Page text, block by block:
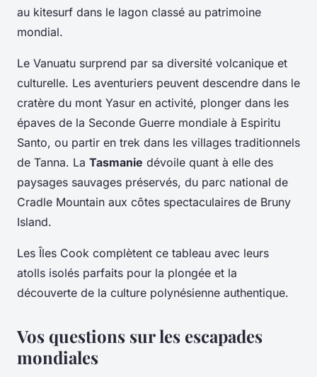
au kitesurf dans le lagon classé au patrimoine
mondial.
Le Vanuatu surprend par sa diversité volcanique et
culturelle. Les aventuriers peuvent descendre dans le
cratère du mont Yasur en activité, plonger dans les
épaves de la Seconde Guerre mondiale à Espiritu
Santo, ou partir en trek dans les villages traditionnels
de Tanna. La Tasmanie dévoile quant à elle des
paysages sauvages préservés, du parc national de
Cradle Mountain aux côtes spectaculaires de Bruny
Island.
Les Îles Cook complètent ce tableau avec leurs
atolls isolés parfaits pour la plongée et la
découverte de la culture polynésienne authentique.
Vos questions sur les escapades
mondiales